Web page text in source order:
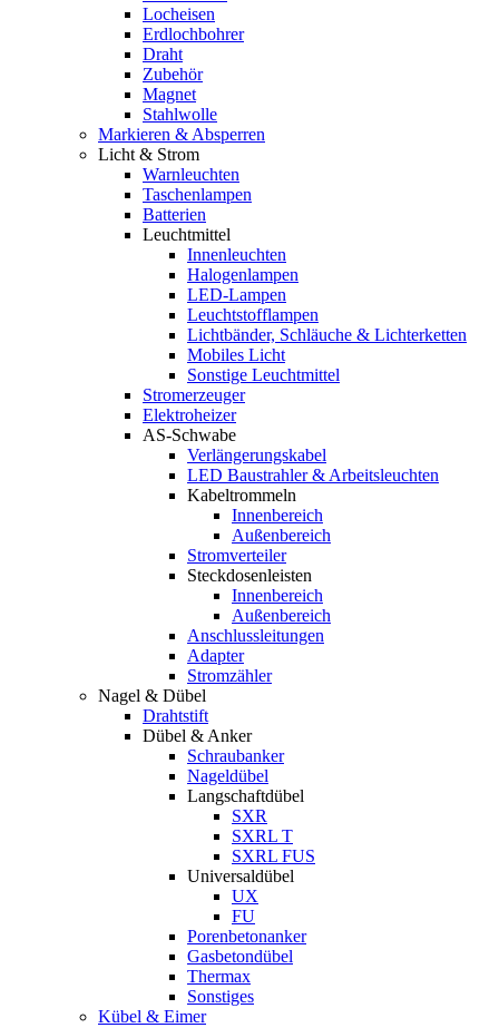
Locheisen
Erdlochbohrer
Draht
Zubehör
Magnet
Stahlwolle
Markieren & Absperren
Licht & Strom
Warnleuchten
Taschenlampen
Batterien
Leuchtmittel
Innenleuchten
Halogenlampen
LED-Lampen
Leuchtstofflampen
Lichtbänder, Schläuche & Lichterketten
Mobiles Licht
Sonstige Leuchtmittel
Stromerzeuger
Elektroheizer
AS-Schwabe
Verlängerungskabel
LED Baustrahler & Arbeitsleuchten
Kabeltrommeln
Innenbereich
Außenbereich
Stromverteiler
Steckdosenleisten
Innenbereich
Außenbereich
Anschlussleitungen
Adapter
Stromzähler
Nagel & Dübel
Drahtstift
Dübel & Anker
Schraubanker
Nageldübel
Langschaftdübel
SXR
SXRL T
SXRL FUS
Universaldübel
UX
FU
Porenbetonanker
Gasbetondübel
Thermax
Sonstiges
Kübel & Eimer